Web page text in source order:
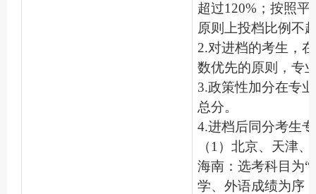
超过120%；按照
原则上投档比例不
2.对进档的考生，
数优先的原则，专
3.政策性加分在专
总分。
4.进档后同分考生
（1）北京、天津
海南：选考科目为“
学、外语成绩为序